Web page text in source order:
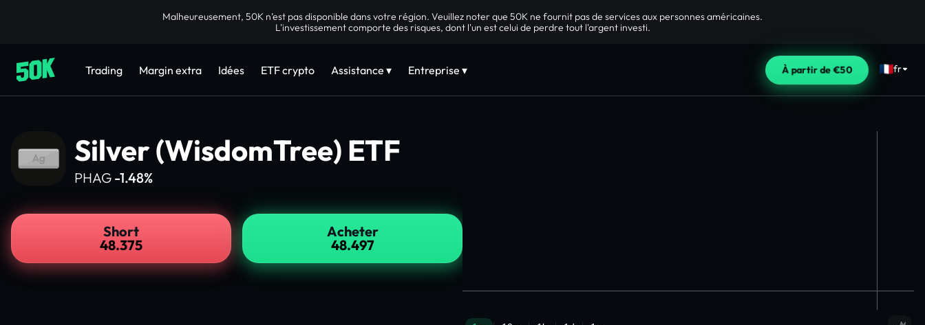
Malheureusement, 50K n’est pas disponible dans votre région. Veuillez noter que 50K ne fournit pas de services aux personnes américaines.
L'investissement comporte des risques, dont l'un est celui de perdre tout l'argent investi.
Trading Margin extra Idées ETF crypto Assistance ▾ Entreprise ▾ À partir de €50 fr
Silver (WisdomTree) ETF
PHAG -1.48%
Short
48.375
Acheter
48.497